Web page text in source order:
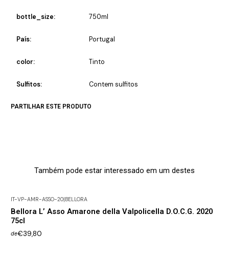
bottle_size: 750ml
País: Portugal
color: Tinto
Sulfitos: Contem sulfitos
PARTILHAR ESTE PRODUTO
Também pode estar interessado em um destes
IT-VP-AMR-ASSO-20|BELLORA
Bellora L’ Asso Amarone della Valpolicella D.O.C.G. 2020
75cl
de€39,80